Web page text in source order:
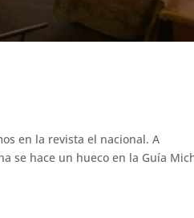
en la revista el nacional. A
se hace un hueco en la Guía